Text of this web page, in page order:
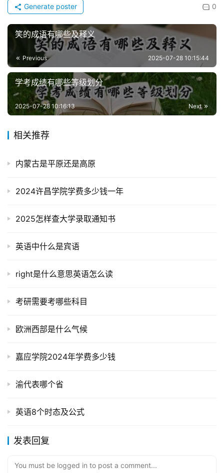
0
Generate poster
笑的成语有哪些及释义
Previous 2025-07-28 10:15:44
学考成绩有哪些等级划分
Next
2025-07-28 10:16:13
相关推荐
内蒙古是平原还是高原
2024许昌学院学费多少钱一年
2025怎样查大学录取通知书
英语中什么是宾语
right是什么意思英语怎么读
考研需要考哪些科目
欧洲西部是什么气候
嘉应学院2024年学费多少钱
渝代表哪个省
英语8个时态及公式
发表回复
You must be logged in to post a comment...